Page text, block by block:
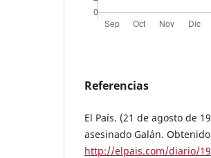
Referencias
El País. (21 de agosto de
asesinado Galán.
http://elpais.com/diario/